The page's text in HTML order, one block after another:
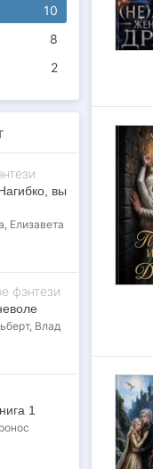
10
8
2
вы
, Елизавета
фэнтези
, Влад
1